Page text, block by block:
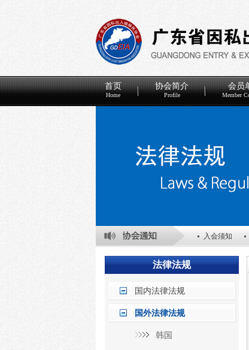
首页
Home
协会简介
Profile
会员
Member
入会须知
关于表彰
法律法规
国内法律法规
国外法律法规
韩国